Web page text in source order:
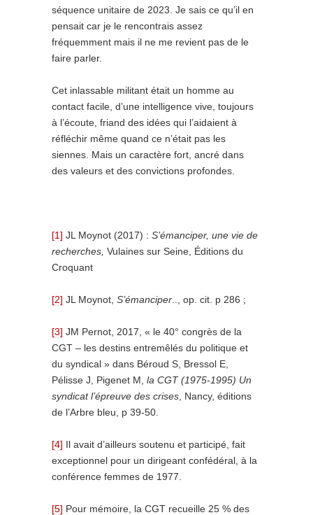
séquence unitaire de 2023. Je sais ce qu’il en
pensait car je le rencontrais assez
fréquemment mais il ne me revient pas de le
faire parler.
Cet inlassable militant était un homme au
contact facile, d’une intelligence vive, toujours
à l’écoute, friand des idées qui l’aidaient à
réfléchir même quand ce n’était pas les
siennes. Mais un caractère fort, ancré dans
des valeurs et des convictions profondes.
[1] JL Moynot (2017) : S’émanciper, une vie de
recherches, Vulaines sur Seine, Éditions du
Croquant
[2] JL Moynot, S’émanciper .., op. cit. p 286 ;
[3] JM Pernot, 2017, « le 40° congrès de la
CGT – les destins entremêlés du politique et
du syndical » dans Béroud S, Bressol E,
Pélisse J, Pigenet M, la CGT (1975-1995) Un
syndicat l’épreuve des crises , Nancy, éditions
de l’Arbre bleu, p 39-50.
[4] Il avait d’ailleurs soutenu et participé, fait
exceptionnel pour un dirigeant confédéral, à la
conférence femmes de 1977.
[5] Pour mémoire, la CGT recueille 25 % des